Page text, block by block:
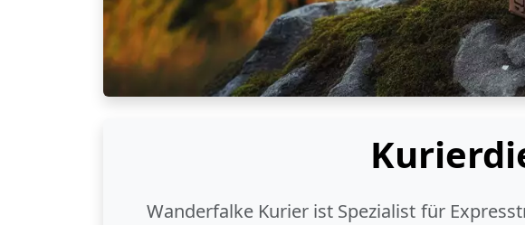
Wanderfalke Kurier ist Spezialist für